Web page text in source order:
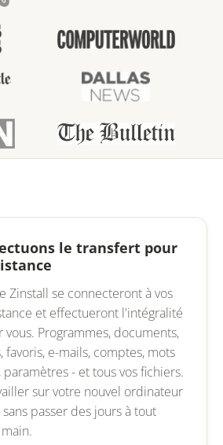
le transfert pour
Zinstall se connecteront à vos
et effectueront l'intégralité
Programmes, documents,
favoris, e-mails, comptes, mots
- et tous vos fichiers.
sur votre nouvel ordinateur
passer des jours à tout